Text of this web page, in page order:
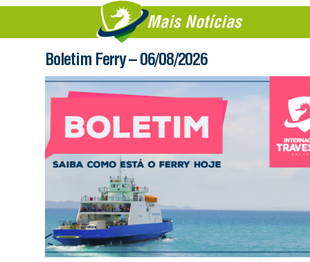
Mais Notícias
Boletim Ferry – 06/08/2026